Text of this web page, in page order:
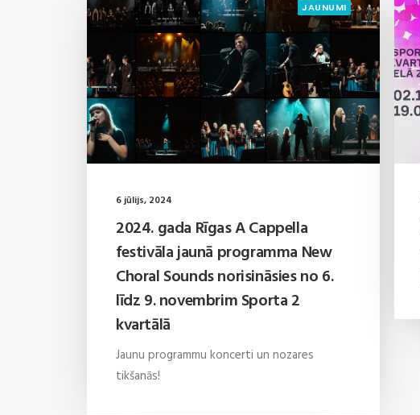
JAUNUMI
6 jūlijs, 2024
2024. gada Rīgas A Cappella
festivāla jaunā programma New
Choral Sounds norisināsies no 6.
līdz 9. novembrim Sporta 2
kvartālā
Jaunu programmu koncerti un nozares
tikšanās!